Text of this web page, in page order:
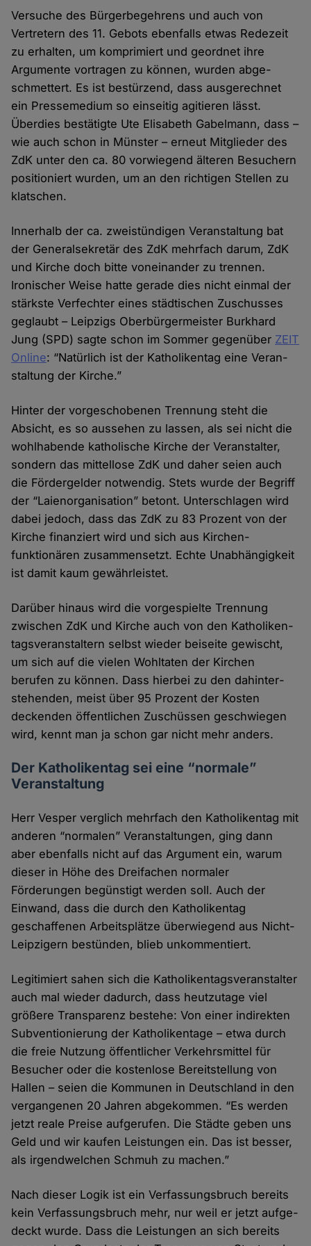
Versuche des Bürger­begehrens und auch von
Vertretern des 11. Gebots eben­falls etwas Rede­zeit
zu erhalten, um komprimiert und geordnet ihre
Argumente vor­tragen zu können, wurden abge­
schmettert. Es ist bestürzend, dass ausge­rechnet
ein Presse­medium so ein­seitig agitieren lässt.
Überdies bestätigte Ute Elisabeth Gabelmann, dass –
wie auch schon in Münster – erneut Mit­glieder des
ZdK unter den ca. 80 vorwiegend älteren Besuchern
positioniert wurden, um an den richtigen Stellen zu
klatschen.
Innerhalb der ca. zwei­stündigen Veran­staltung bat
der General­sekretär des ZdK mehr­fach darum, ZdK
und Kirche doch bitte von­einander zu trennen.
Ironischer Weise hatte gerade dies nicht einmal der
stärkste Ver­fechter eines städtischen Zu­schusses
geglaubt – Leipzigs Ober­bürger­meister Burkhard
Jung (SPD) sagte schon im Sommer gegen­über ZEIT
Online: “Natürlich ist der Katholiken­tag eine Veran­
staltung der Kirche.”
Hinter der vorge­schobenen Trennung steht die
Absicht, es so aus­sehen zu lassen, als sei nicht die
wohl­habende katholische Kirche der Veran­stalter,
sondern das mittel­lose ZdK und daher seien auch
die Förder­gelder not­wendig. Stets wurde der Begriff
der “Laien­organi­sation” betont. Unter­schlagen wird
dabei jedoch, dass das ZdK zu 83 Prozent von der
Kirche finanziert wird und sich aus Kirchen­
funktionären zusammen­setzt. Echte Unab­hängigkeit
ist damit kaum gewähr­leistet.
Darüber hinaus wird die vor­gespielte Trennung
zwischen ZdK und Kirche auch von den Katholiken­
tags­veranstaltern selbst wieder bei­seite gewischt,
um sich auf die vielen Wohl­taten der Kirchen
berufen zu können. Dass hierbei zu den dahinter­
stehenden, meist über 95 Prozent der Kosten
deckenden öffent­lichen Zuschüssen geschwiegen
wird, kennt man ja schon gar nicht mehr anders.
Der Katholikentag sei eine “normale”
Veranstaltung
Herr Vesper verglich mehrfach den Katholiken­tag mit
anderen “normalen” Veran­staltungen, ging dann
aber eben­falls nicht auf das Argument ein, warum
dieser in Höhe des Drei­fachen normaler
Förderungen begünstigt werden soll. Auch der
Einwand, dass die durch den Katholiken­tag
geschaffenen Arbeits­plätze über­wiegend aus Nicht-
Leipzigern bestünden, blieb unkommentiert.
Legitimiert sahen sich die Katholiken­tags­veranstalter
auch mal wieder dadurch, dass heut­zutage viel
größere Transparenz bestehe: Von einer indirekten
Subventionierung der Katholiken­tage – etwa durch
die freie Nutzung öffent­licher Verkehrs­mittel für
Besucher oder die kosten­lose Bereit­stellung von
Hallen – seien die Kommunen in Deutsch­land in den
vergangenen 20 Jahren abge­kommen. “Es werden
jetzt reale Preise aufge­rufen. Die Städte geben uns
Geld und wir kaufen Leistungen ein. Das ist besser,
als irgend­welchen Schmuh zu machen.”
Nach dieser Logik ist ein Verfassungs­bruch bereits
kein Verfassungs­bruch mehr, nur weil er jetzt aufge­
deckt wurde. Dass die Leistungen an sich bereits